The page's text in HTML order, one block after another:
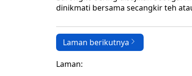
dinikmati bersama secangkir teh
Laman berikutnya
Laman: